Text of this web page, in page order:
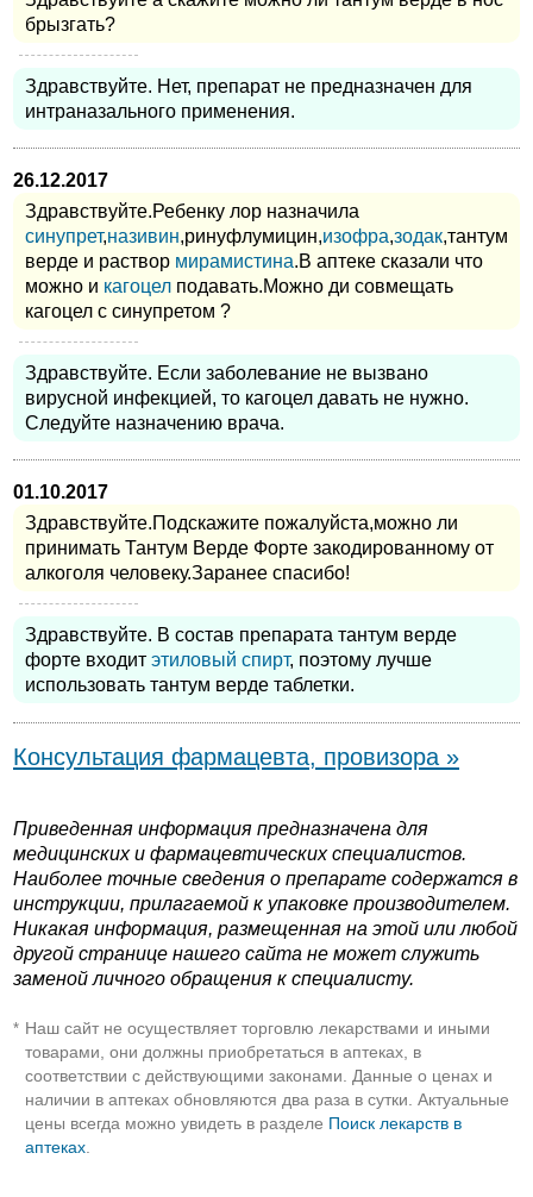
брызгать?
Здравствуйте. Нет, препарат не предназначен для
интраназального применения.
26.12.2017
Здравствуйте.Ребенку лор назначила
синупрет,називин,ринуфлумицин,изофра,зодак,тантум
верде и раствор мирамистина.В аптеке сказали что
можно и кагоцел подавать.Можно ди совмещать
кагоцел с синупретом ?
Здравствуйте. Если заболевание не вызвано
вирусной инфекцией, то кагоцел давать не нужно.
Следуйте назначению врача.
01.10.2017
Здравствуйте.Подскажите пожалуйста,можно ли
принимать Тантум Верде Форте закодированному от
алкоголя человеку.Заранее спасибо!
Здравствуйте. В состав препарата тантум верде
форте входит этиловый спирт, поэтому лучше
использовать тантум верде таблетки.
Консультация фармацевта, провизора »
Приведенная информация предназначена для
медицинских и фармацевтических специалистов.
Наиболее точные сведения о препарате содержатся в
инструкции, прилагаемой к упаковке производителем.
Никакая информация, размещенная на этой или любой
другой странице нашего сайта не может служить
заменой личного обращения к специалисту.
* Наш сайт не осуществляет торговлю лекарствами и иными
товарами, они должны приобретаться в аптеках, в
соответствии с действующими законами. Данные о ценах и
наличии в аптеках обновляются два раза в сутки. Актуальные
цены всегда можно увидеть в разделе Поиск лекарств в
аптеках